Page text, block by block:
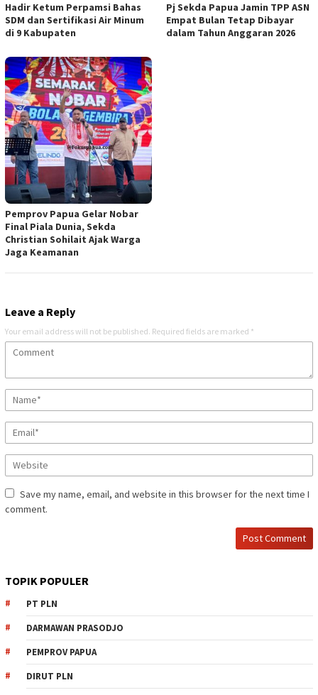
Hadir Ketum Perpamsi Bahas
SDM dan Sertifikasi Air Minum
di 9 Kabupaten
Pj Sekda Papua Jamin TPP ASN
Empat Bulan Tetap Dibayar
dalam Tahun Anggaran 2026
Pemprov Papua Gelar Nobar
Final Piala Dunia, Sekda
Christian Sohilait Ajak Warga
Jaga Keamanan
Leave a Reply
Your email address will not be published. Required fields are marked *
Save my name, email, and website in this browser for the next time I
comment.
TOPIK POPULER
PT PLN
DARMAWAN PRASODJO
PEMPROV PAPUA
DIRUT PLN